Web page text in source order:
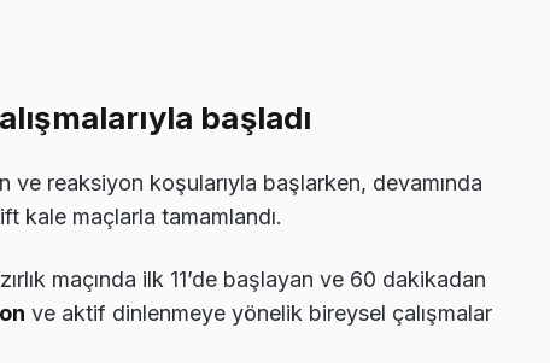
başladı
ve reaksiyon koşularıyla başlarken, devamında
kale maçlarla tamamlandı.
maçında ilk 11’de başlayan ve 60 dakikadan
ve aktif dinlenmeye yönelik bireysel çalışmalar